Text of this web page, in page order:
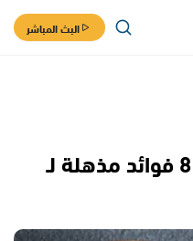
البث المباشر
على رأسهم التخسيس.. 8 فوائد مذهلة لـ